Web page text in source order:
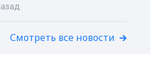
Смотреть все новости